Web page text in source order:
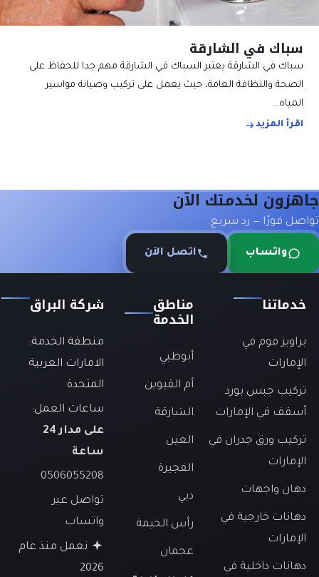
سباك في الشارقة
سباك في الشارقة يعتبر السباك في الشارقة مهم جدا للحفاظ على
الصحة والنظافة العامة، حيث يعمل على تركيب وصيانة مواسير
المياه…
اقرأ المزيد
جاهزون لخدمتك الآن
تواصل فورًا — رد سريع.
واتساب اتصل الآن
خدماتنا
براويز فوم في
الإمارات
تركيب جبس بورد
أسقف في الإمارات
تركيب ورق جدران في
الإمارات
دهان واجهات
دهانات خارجية في
الإمارات
دهانات داخلية في
مناطق
الخدمة
أبوظبي
أم القيوين
الشارقة
العين
الفجيرة
دبي
رأس الخيمة
عجمان
شركة البراق
منطقة الخدمة:
الامارات العربية
المتحدة
ساعات العمل:
على مدار 24
ساعة
0506055208
تواصل عبر
واتساب
نعمل منذ عام
2026